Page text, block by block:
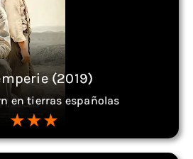
(2019)
en tierras españolas